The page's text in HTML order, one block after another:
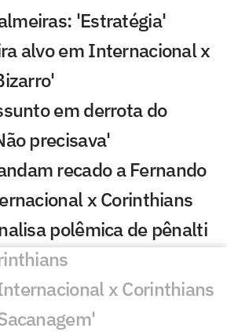
'Estratégia'
alvo em Internacional x
em derrota do
precisava'
recado a Fernando
x Corinthians
polêmica de pênalti
x Corinthians